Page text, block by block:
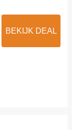
BEKIJK DEAL